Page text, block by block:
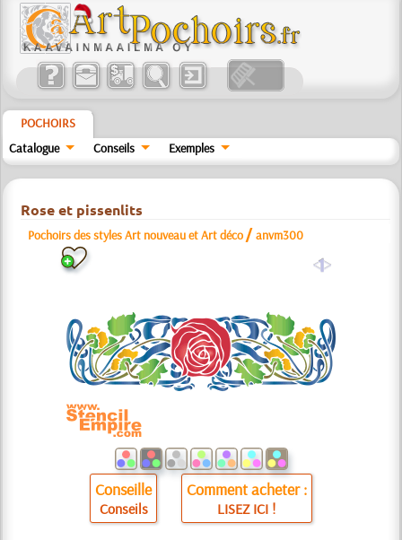
POCHOIRS
Catalogue
Conseils Exemples
Rose et pissenlits
Pochoirs des styles Art nouveau et Art déco /anvm300
a
Conseille
Conseils
Comment acheter :
LISEZ ICI !